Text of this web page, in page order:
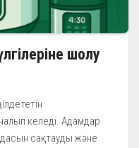
шолу
келеді. Адамдар
сақтауды және